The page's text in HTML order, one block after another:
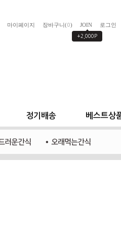
로그인
JOIN
+2,000P
장바구니(0)
마이페이지
정기배송 베스트상